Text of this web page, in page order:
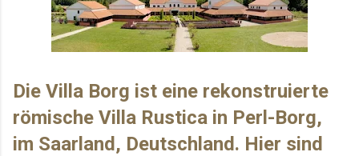
Die Villa Borg ist eine rekonstruierte
römische Villa Rustica in Perl-Borg,
im Saarland, Deutschland. Hier sind